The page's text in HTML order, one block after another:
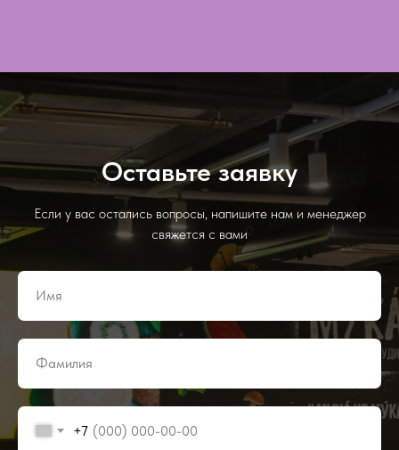
Оставьте заявку
Если у вас остались вопросы, напишите нам и менеджер
свяжется с вами
+7